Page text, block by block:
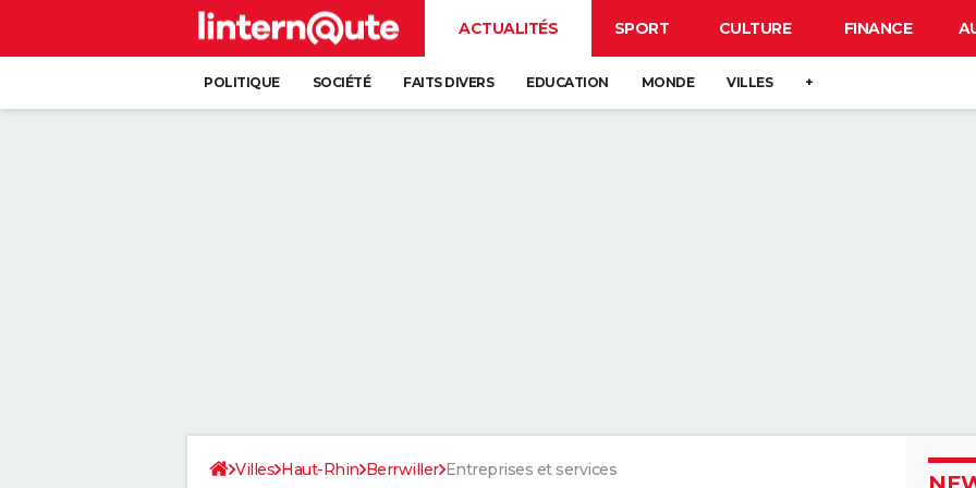
ACTUALITÉS SPORT CULTURE FINANCE
POLITIQUE SOCIÉTÉ FAITS DIVERS EDUCATION MONDE VILLES +
Villes Haut-Rhin Berrwiller Entreprises et services